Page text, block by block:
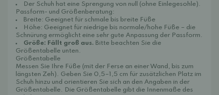
Der Schuh hat eine Sprengung von null (ohne Einlegesohle).
Passform- und Größenberatung:
Breite: Geeignet für schmale bis breite Füße
Höhe: Geeignet für niedrige bis normale/hohe Füße – die
Schnürung ermöglicht eine sehr gute Anpassung der Passform.
Größe: Fällt groß aus. Bitte beachten Sie die
Größentabelle unten.
Größentabelle
Messen Sie Ihre Füße (mit der Ferse an einer Wand, bis zum
längsten Zeh). Geben Sie 0,5–1,5 cm für zusätzlichen Platz im
Schuh hinzu und orientieren Sie sich an den Angaben in der
Größentabelle. Die Größentabelle gibt die Innenmaße des